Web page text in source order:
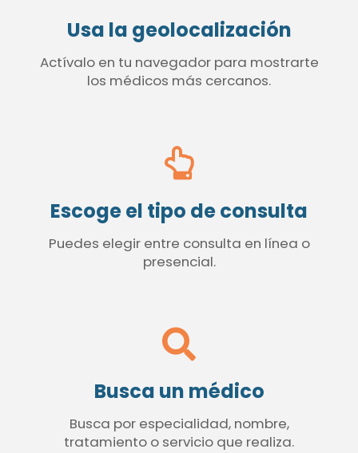
Usa la geolocalización
Actívalo en tu navegador para mostrarte
los médicos más cercanos.
Escoge el tipo de consulta
Puedes elegir entre consulta en línea o
presencial.
Busca un médico
Busca por especialidad, nombre,
tratamiento o servicio que realiza.